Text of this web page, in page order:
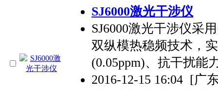
SJ6000激光干涉仪
SJ6000激光干涉仪采
双纵模热稳频技术，
(0.05ppm)、抗干扰能
2016-12-15 16:04 [广